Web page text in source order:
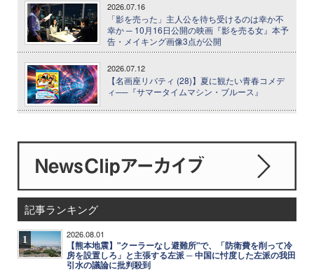
2026.07.16
「影を売った」主人公を待ち受けるのは幸か不
幸か ─ 10月16日公開の映画『影を売る女』本予
告・メイキング画像3点が公開
2026.07.12
【名画座リバティ (28)】夏に観たい青春コメデ
ィ──『サマータイムマシン・ブルース』
記事ランキング
1 2026.08.01
【熊本地震】"クーラーなし避難所"で、「防衛費を削って冷
房を設置しろ」と主張する左派 ─ 中国に忖度した左派の我田
引水の議論に批判殺到